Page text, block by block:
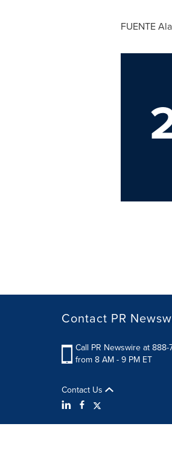
FUENTE
Contact PR
Call PR Newswire at
from 8 AM - 9 PM ET
Contact Us